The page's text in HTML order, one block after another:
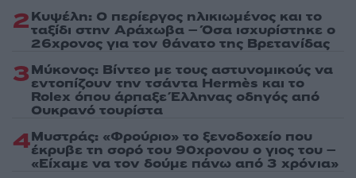
2Κυψέλη: Ο περίεργος ηλικιωμένος και το
ταξίδι στην Αράχωβα – Όσα ισχυρίστηκε ο
26χρονος για τον θάνατο της Βρετανίδας
3Μύκονος: Βίντεο με τους αστυνομικούς να
εντοπίζουν την τσάντα Hermès και το
Rolex όπου άρπαξε Έλληνας οδηγός από
Ουκρανό τουρίστα
4Μυστράς: «Φρούριο» το ξενοδοχείο που
έκρυβε τη σορό του 90χρονου ο γιος του –
«Είχαμε να τον δούμε πάνω από 3 χρόνια»